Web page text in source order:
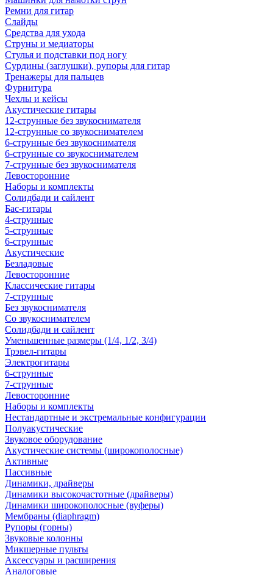
Ремни для гитар
Слайды
Средства для ухода
Струны и медиаторы
Стулья и подставки под ногу
Сурдины (заглушки), рупоры для гитар
Тренажеры для пальцев
Фурнитура
Чехлы и кейсы
Акустические гитары
12-струнные без звукоснимателя
12-струнные со звукоснимателем
6-струнные без звукоснимателя
6-струнные со звукоснимателем
7-струнные без звукоснимателя
Левосторонние
Наборы и комплекты
Солидбади и сайлент
Бас-гитары
4-струнные
5-струнные
6-струнные
Акустические
Безладовые
Левосторонние
Классические гитары
7-струнные
Без звукоснимателя
Со звукоснимателем
Солидбади и сайлент
Уменьшенные размеры (1/4, 1/2, 3/4)
Трэвел-гитары
Электрогитары
6-струнные
7-струнные
Левосторонние
Наборы и комплекты
Нестандартные и экстремальные конфигурации
Полуакустические
Звуковое оборудование
Акустические системы (широкополосные)
Активные
Пассивные
Динамики, драйверы
Динамики высокочастотные (драйверы)
Динамики широкополосные (вуферы)
Мембраны (diaphragm)
Рупоры (горны)
Звуковые колонны
Микшерные пульты
Аксессуары и расширения
Аналоговые